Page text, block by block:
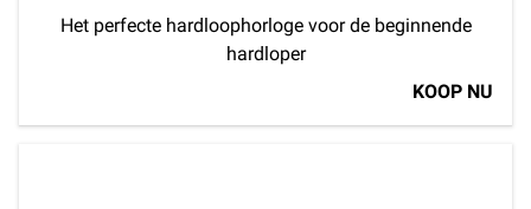
Het perfecte hardloophorloge voor de beginnende
hardloper
KOOP NU